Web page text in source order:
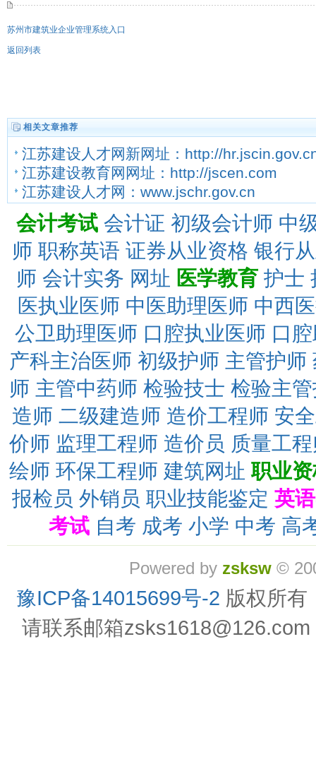
苏州市建筑业企业管理系统入口
返回列表
相关文章推荐
江苏建设人才网新网址：http://
江苏建设教育网网址：http://jscen.com
江苏建设人才网：www.jschr.gov.cn
会计考试 会计证 初级会计师 中
师 职称英语 证券从业资格 银行
师 会计实务 网址 医学教育 护士
医执业医师 中医助理医师 中西
公卫助理医师 口腔执业医师 口
产科主治医师 初级护师 主管护师
师 主管中药师 检验技士 检验主
造师 二级建造师 造价工程师 安
价师 监理工程师 造价员 质量工
绘师 环保工程师 建筑网址 职业
报检员 外销员 职业技能鉴定 英
考试 自考 成考 小学 中考 高
Powered by zsksw©
豫ICP备14015699号-2 版权所有
请联系邮箱